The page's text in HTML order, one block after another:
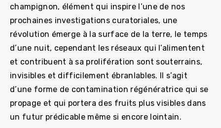
champignon, élément qui inspire l’une de nos
prochaines investigations curatoriales, une
révolution émerge à la surface de la terre, le temps
d’une nuit, cependant les réseaux qui l’alimentent
et contribuent à sa prolifération sont souterrains,
invisibles et difficilement ébranlables. Il s’agit
d’une forme de contamination régénératrice qui se
propage et qui portera des fruits plus visibles dans
un futur prédicable même si encore lointain.